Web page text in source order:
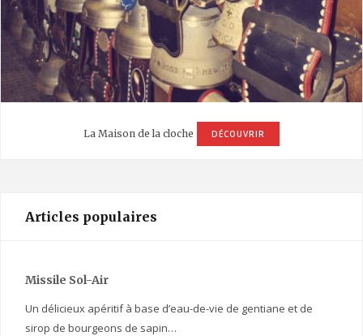
La Maison de la cloche DÉCOUVRIR
Articles populaires
Missile Sol-Air
Un délicieux apéritif à base d’eau-de-vie de gentiane et de
sirop de bourgeons de sapin…